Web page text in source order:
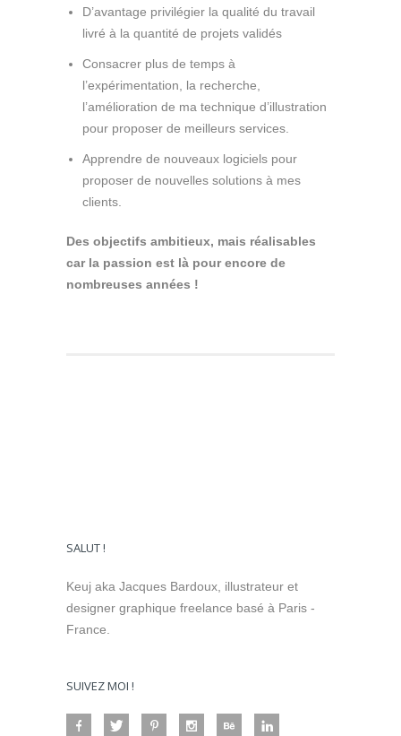
D’avantage privilégier la qualité du travail
livré à la quantité de projets validés
Consacrer plus de temps à
l’expérimentation, la recherche,
l’amélioration de ma technique d’illustration
pour proposer de meilleurs services.
Apprendre de nouveaux logiciels pour
proposer de nouvelles solutions à mes
clients.
Des objectifs ambitieux, mais réalisables
car la passion est là pour encore de
nombreuses années !
SALUT !
Keuj aka Jacques Bardoux, illustrateur et
designer graphique freelance basé à Paris -
France.
SUIVEZ MOI !